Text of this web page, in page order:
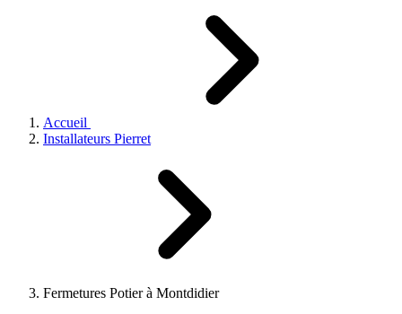
Accueil
Installateurs Pierret
Fermetures Potier à Montdidier